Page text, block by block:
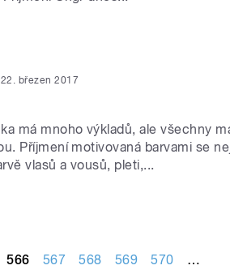
22. březen 2017
má mnoho výkladů, ale všechny
Příjmení motivovaná barvami se
vlasů a vousů, pleti,...
566 567 568 569 570 …